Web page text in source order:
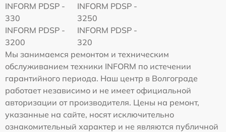
INFORM PDSP -
330
INFORM PDSP -
3250
INFORM PDSP -
3200
INFORM PDSP -
320
Мы занимаемся ремонтом и техническим
обслуживанием техники INFORM по истечении
гарантийного периода. Наш центр в Волгограде
работает независимо и не имеет официальной
авторизации от производителя. Цены на ремонт,
указанные на сайте, носят исключительно
ознакомительный характер и не являются публичной